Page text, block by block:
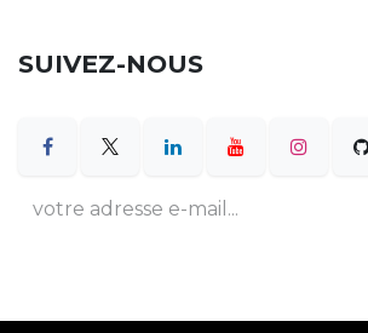
SUIVEZ-NOUS